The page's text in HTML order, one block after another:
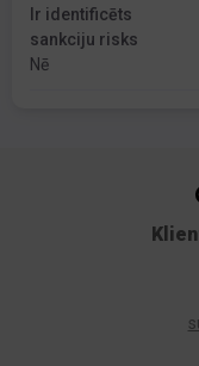
Ir identificēts
sankciju risks
Nē